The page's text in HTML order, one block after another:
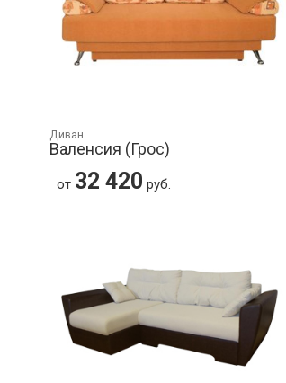
Диван
Валенсия (Грос)
от 32 420 руб.